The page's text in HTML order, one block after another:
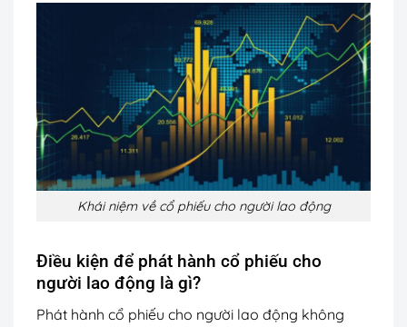
Khái niệm về cổ phiếu cho người lao động
Điều kiện để phát hành cổ phiếu cho
người lao động là gì?
Phát hành cổ phiếu cho người lao động không